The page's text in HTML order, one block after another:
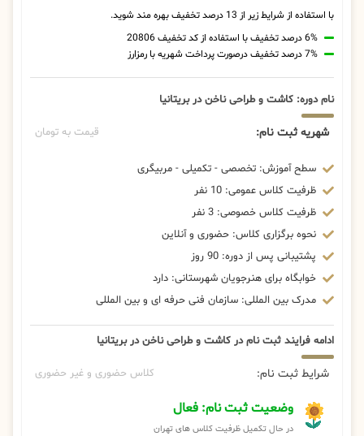
با استفاده از شرایط زیر از 13 درصد تخفیف بهره مند شوید.
6% درصد تخفیف با استفاده از کد تخفیف 20806
7% درصد تخفیف درصورت پرداخت شهریه با رمزارز
نام دوره: کاشت و طراحی ناخن در بریتانیا
شهریه ثبت نام: قیمت به تومان
سطح آموزش: تخصصی - تکمیلی - مربیگری
ظرفیت کلاس عمومی: 10 نفر
ظرفیت کلاس خصوصی: 3 نفر
نحوه برگزاری کلاس: حضوری و آنلاین
پشتیبانی پس از دوره: 90 روز
خوابگاه برای هنرجویان شهرستانی: دارد
مدرک بین المللی: سازمان فنی حرفه ای و بین المللی
ادامه فرایند ثبت نام در کاشت و طراحی ناخن در بریتانیا
شرایط ثبت نام: کلاس حضوری و غیر حضوری
وضعیت ثبت نام: فعال
در حال تکمیل ظرفیت کلاس های تهران